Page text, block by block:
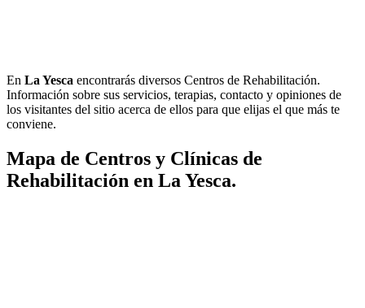
En La Yesca encontrarás diversos Centros de Rehabilitación.
Información sobre sus servicios, terapias, contacto y opiniones de
los visitantes del sitio acerca de ellos para que elijas el que más te
conviene.
Mapa de Centros y Clínicas de
Rehabilitación en La Yesca.